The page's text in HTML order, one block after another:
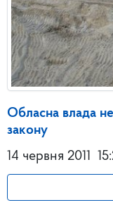
Обласна влада
закону
14 червня 2011